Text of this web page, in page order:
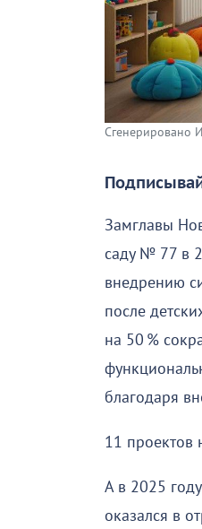
Сгенерировано
Замглавы
саду № 77 в 2
внедрению
после
на 50 %
благодаря
11 проектов
А в 2025
оказался в